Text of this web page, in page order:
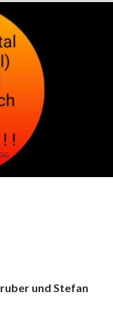
und Stefan